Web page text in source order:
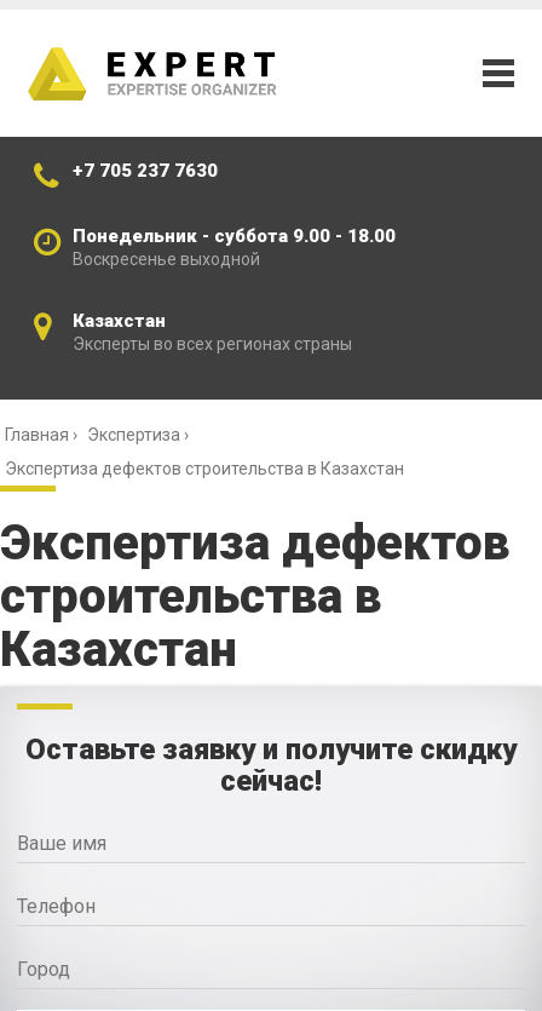
+7 705 237 7630
Понедельник - суббота 9.00 - 18.00
Воскресенье выходной
Казахстан
Эксперты во всех регионах страны
Главная › Экспертиза ›
Экспертиза дефектов строительства в Казахстан
Экспертиза дефектов
строительства в
Казахстан
Оставьте заявку и получите скидку
сейчас!